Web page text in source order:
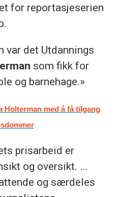
for reportasjeserien
var det Utdannings
som fikk for
og barnehage.»
Holterman med å få tilgang
prisarbeid er
og oversikt. …
og særdeles